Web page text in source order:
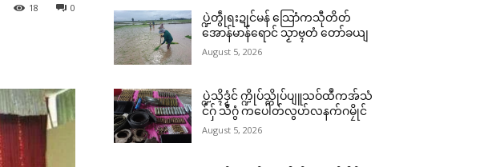
0
18
ပ္ဍဲတွဵုရးဍုင်မန် သြောံကသီုတိတ်
အောန်မာန်ရောင် သၟာဗ္ၚတံ တော်ခယျ
August 5, 2026
ပ္ဍဲသ္ၚိဒၟံင် က္ဍိုပ်သ္ကိုပ်ပျူသဝ်ထဳကအ်သံ
င်ဂှ် သီဂွံ ကပေါတ်လွဟ်လနက်ဂမၠိုင်
August 5, 2026